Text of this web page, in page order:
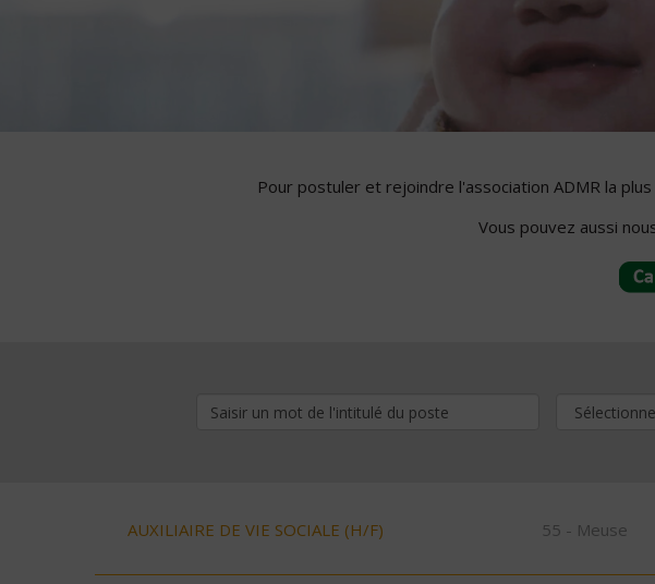
Pour postuler et rejoindre l'association ADMR la
Vous pouvez aussi
AUXILIAIRE DE VIE SOCIALE (H/F) 55 - Meuse